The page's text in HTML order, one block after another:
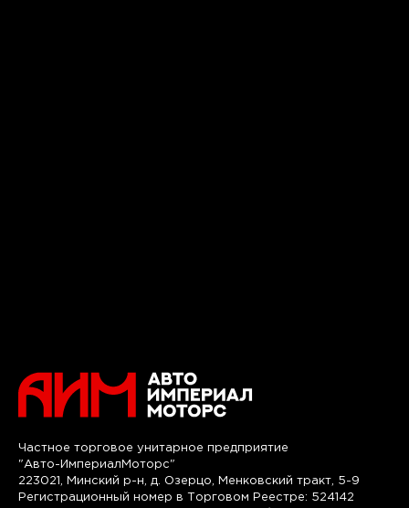
Частное торговое унитарное предприятие
"Авто-ИмпериалМоторс"
223021, Минский р-н, д. Озерцо, Менковский тракт, 5-9
Регистрационный номер в Торговом Реестре: 524142